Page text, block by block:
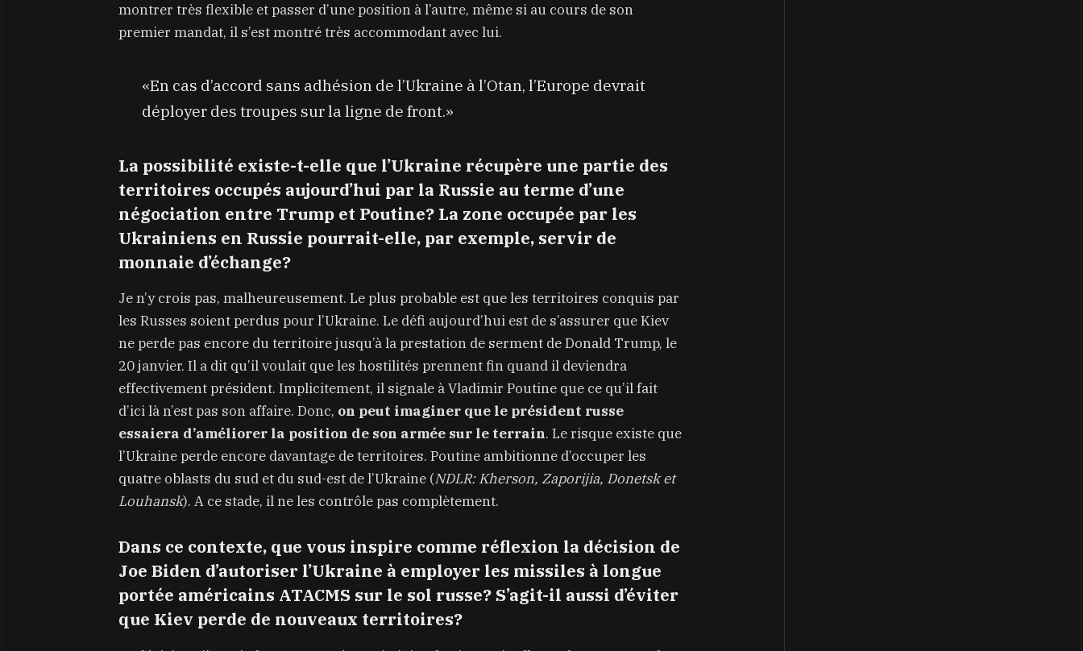
montrer très flexible et passer d’une position à l’autre, même si au cours de son
premier mandat, il s’est montré très accommodant avec lui.
«En cas d’accord sans adhésion de l’Ukraine à l’Otan, l’Europe devrait
déployer des troupes sur la ligne de front.»
La possibilité existe-t-elle que l’Ukraine récupère une partie des
territoires occupés aujourd’hui par la Russie au terme d’une
négociation entre Trump et Poutine? La zone occupée par les
Ukrainiens en Russie pourrait-elle, par exemple, servir de
monnaie d’échange?
Je n’y crois pas, malheureusement. Le plus probable est que les territoires conquis par
les Russes soient perdus pour l’Ukraine. Le défi aujourd’hui est de s’assurer que Kiev
ne perde pas encore du territoire jusqu’à la prestation de serment de Donald Trump, le
20 janvier. Il a dit qu’il voulait que les hostilités prennent fin quand il deviendra
effectivement président. Implicitement, il signale à Vladimir Poutine que ce qu’il fait
d’ici là n’est pas son affaire. Donc, on peut imaginer que le président russe
essaiera d’améliorer la position de son armée sur le terrain. Le risque existe que
l’Ukraine perde encore davantage de territoires. Poutine ambitionne d’occuper les
quatre oblasts du sud et du sud-est de l’Ukraine (NDLR: Kherson, Zaporijia, Donetsk et
Louhansk). A ce stade, il ne les contrôle pas complètement.
Dans ce contexte, que vous inspire comme réflexion la décision de
Joe Biden d’autoriser l’Ukraine à employer les missiles à longue
portée américains ATACMS sur le sol russe? S’agit-il aussi d’éviter
que Kiev perde de nouveaux territoires?